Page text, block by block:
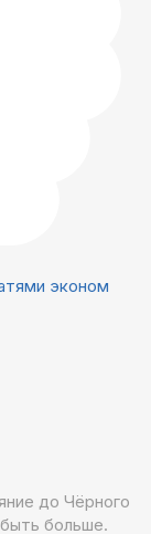
эконом
до Чёрного
больше.